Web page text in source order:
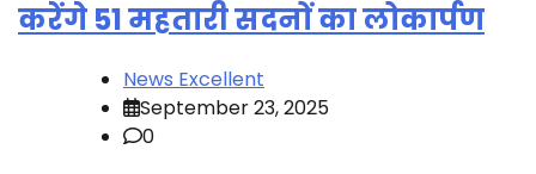
करेंगे 51 महतारी सदनों का लोकार्पण
News Excellent
September 23, 2025
0